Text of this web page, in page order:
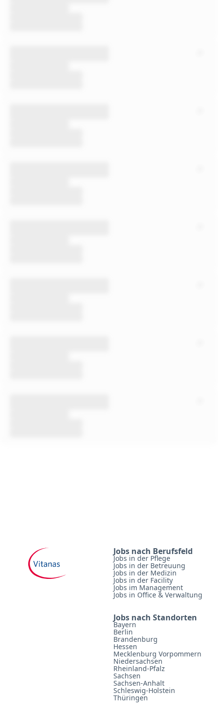
Jobs nach Berufsfeld
Jobs in der Pflege
Jobs in der Betreuung
Jobs in der Medizin
Jobs in der Facility
Jobs im Management
Jobs in Office & Verwaltung
Jobs nach Standorten
Bayern
Berlin
Brandenburg
Hessen
Mecklenburg Vorpommern
Niedersachsen
Rheinland-Pfalz
Sachsen
Sachsen-Anhalt
Schleswig-Holstein
Thüringen